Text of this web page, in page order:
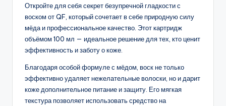
Откройте для себя секрет безупречной гладкости с
воском от QF, который сочетает в себе природную силу
мёда и профессиональное качество. Этот картридж
объёмом 100 мл — идеальное решение для тех, кто ценит
эффективность и заботу о коже.
Благодаря особой формуле с мёдом, воск не только
эффективно удаляет нежелательные волоски, но и дарит
коже дополнительное питание и защиту. Его мягкая
текстура позволяет использовать средство на